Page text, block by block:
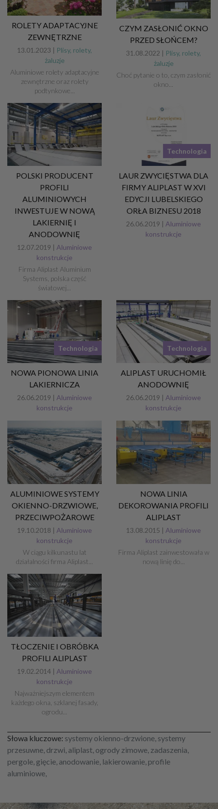
ROLETY ADAPTACYJNE
ZEWNĘTRZNE
13.01.2023 | Plisy, rolety,
żaluzje
Aluminiowe rolety adaptacyjne
zewnętrzne oraz rolety
podtynkowe...
CZYM ZASŁONIĆ OKNO
PRZED SŁOŃCEM?
31.08.2022 | Plisy, rolety,
żaluzje
Choć pytanie o to, czym zasłonić
okno...
POLSKI PRODUCENT
PROFILI
ALUMINIOWYCH
INWESTUJE W NOWĄ
LAKIERNIĘ I
ANODOWNIĘ
12.07.2019 | Aluminiowe
konstrukcje
Firma Aliplast Aluminium
Systems, polska część
światowej...
Technologia
LAUR ZWYCIĘSTWA DLA
FIRMY ALIPLAST W XVI
EDYCJI LUBELSKIEGO
ORŁA BIZNESU 2018
26.06.2019 | Aluminiowe
konstrukcje
Technologia
NOWA PIONOWA LINIA
LAKIERNICZA
26.06.2019 | Aluminiowe
konstrukcje
Technologia
ALIPLAST URUCHOMIŁ
ANODOWNIĘ
26.06.2019 | Aluminiowe
konstrukcje
ALUMINIOWE SYSTEMY
OKIENNO-DRZWIOWE,
PRZECIWPOŻAROWE
19.10.2018 | Aluminiowe
konstrukcje
W ciągu kilkunastu lat
działalności firma Aliplast...
NOWA LINIA
DEKOROWANIA PROFILI
ALIPLAST
13.08.2015 | Aluminiowe
konstrukcje
Firma Aliplast zainwestowała w
nową linię do...
TŁOCZENIE I OBRÓBKA
PROFILI ALIPLAST
19.02.2014 | Aluminiowe
konstrukcje
Najważniejszym elementem
każdego okna, szklanej fasady,
ogrodu...
Słowa kluczowe: systemy okienno-drzwione, systemy
przesuwne, drzwi, aliplast, ogrody zimowe, zadaszenia,
pergole, gięcie, anodowanie, lakierowanie, profile
aluminiowe,